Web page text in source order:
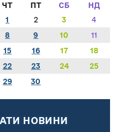
ЧТ ПТ СБ
НД
1
2 3
4
8 9 10
11
15 16 17
18
22 23 24
25
29 30
НОВИНИ